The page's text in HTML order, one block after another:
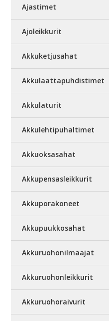
Ajastimet
Ajoleikkurit
Akkuketjusahat
Akkulaattapuhdistimet
Akkulaturit
Akkulehtipuhaltimet
Akkuoksasahat
Akkupensasleikkurit
Akkuporakoneet
Akkupuukkosahat
Akkuruohonilmaajat
Akkuruohonleikkurit
Akkuruohoraivurit